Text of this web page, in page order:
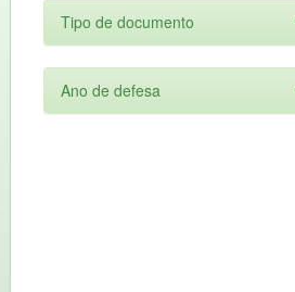
Tipo de documento
Ano de defesa